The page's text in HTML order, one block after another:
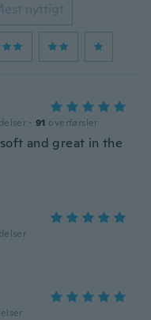
nyttigt
· 91 overførsler
and great in the